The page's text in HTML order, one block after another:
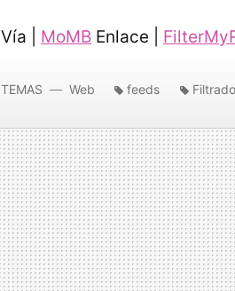
Vía | MoMB Enlace |
TEMAS Web feeds Filtrado